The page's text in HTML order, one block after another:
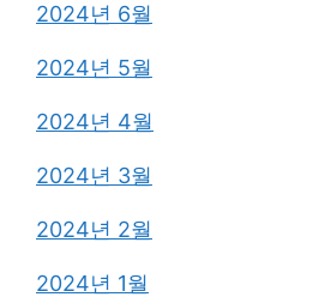
2024년 6월
2024년 5월
2024년 4월
2024년 3월
2024년 2월
2024년 1월